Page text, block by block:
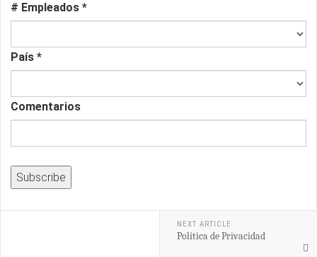
# Empleados *
País *
Comentarios
NEXT ARTICLE
Política de Privacidad